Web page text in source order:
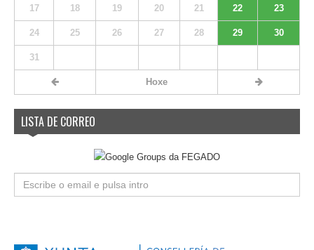
17 18 19 20 21 22 23
24 25 26 27 28 29 30
31
Hoxe
LISTA DE CORREO